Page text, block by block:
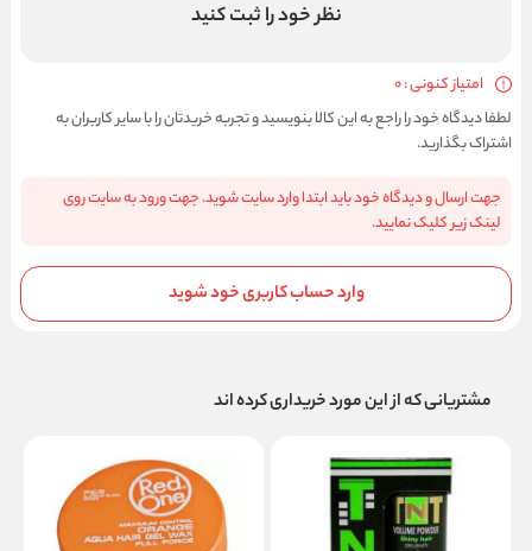
نظر خود را ثبت کنید
امتیاز کنونی : 0
لطفا دیدگاه خود را راجع به این کالا بنویسید و تجربه خریدتان را با سایر کاربران به
اشتراک بگذارید.
جهت ارسال و دیدگاه خود باید ابتدا وارد سایت شوید. جهت ورود به سایت روی
لینک زیر کلیک نمایید.
وارد حساب کاربری خود شوید
مشتریانی که از این مورد خریداری کرده اند